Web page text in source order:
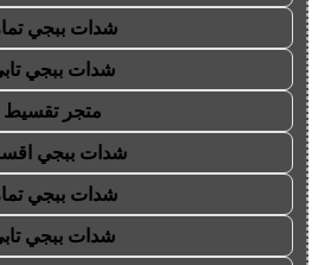
شدات ببجي
شدات ببجي
متجر تقسيط
شدات ببجي
شدات ببجي
شدات ببجي